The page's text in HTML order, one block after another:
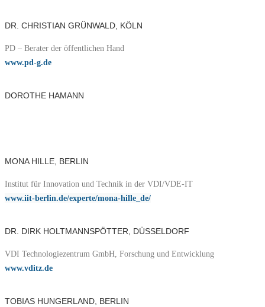
DR. CHRISTIAN GRÜNWALD, KÖLN
PD – Berater der öffentlichen Hand
www.pd-g.de
DOROTHE HAMANN
MONA HILLE, BERLIN
Institut für Innovation und Technik in der VDI/VDE-IT
www.iit-berlin.de/experte/mona-hille_de/
DR. DIRK HOLTMANNSPÖTTER, DÜSSELDORF
VDI Technologiezentrum GmbH, Forschung und Entwicklung
www.vditz.de
TOBIAS HUNGERLAND, BERLIN